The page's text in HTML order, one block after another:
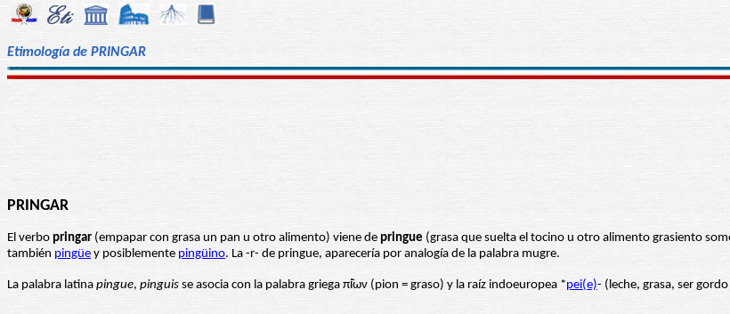
Etimología de PRINGAR
PRINGAR
El verbo pringar (empapar con grasa un pan u otro alimento) viene de pringue (grasa que suelta el tocino u otro alimento grasiento
también pingüe y posiblemente pingüino. La -r- de pringue, aparecería por analogía de la palabra mugre.
La palabra latina pingue, pinguis se asocia con la palabra griega πί̄ων (pion = graso) y la raíz indoeuropea *pei(e)- (leche, grasa, ser